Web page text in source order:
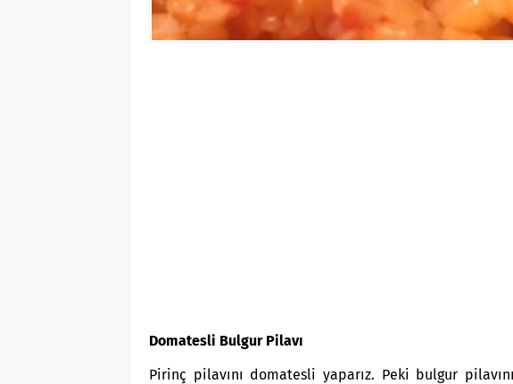
Domatesli Bulgur Pilavı
Pirinç pilavını domatesli yaparız. Peki bulgur